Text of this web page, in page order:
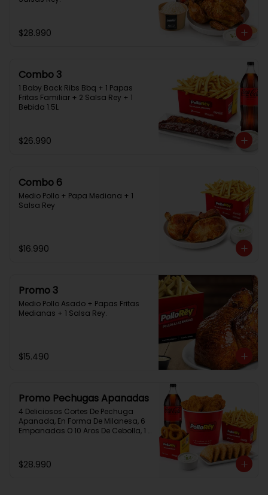
$28.990
Combo 3
1 Baby Back Ribs Bbq + 1 Papas
Fritas Familiar + 2 Salsa Rey + 1
Bebida 1.5L
$26.990
Combo 6
Medio Pollo + Papa Mediana + 1
Salsa Rey
$16.990
Promo 3
Medio Pollo Asado + Papas Fritas
Medianas + 1 Salsa Rey.
$15.490
Promo Pechugas Apanadas
4 Deliciosos Cortes De Pechuga
Apanada, En Forma De Milanesa, 6
Empanadas O 10 Aros De Cebolla, 1
$28.990